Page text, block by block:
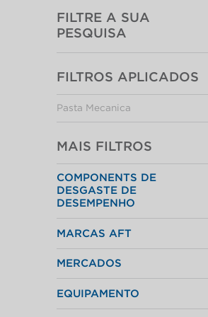
FILTRE A SUA
PESQUISA
FILTROS APLICADOS
Pasta Mecanica
MAIS FILTROS
COMPONENTS DE
DESGASTE DE
DESEMPENHO
Discos e insertos do refinador
Elementos do filtro
Placas depuradoras
Rotores de depurador
MARCAS AFT
Refinação Finebar
Sistemas de aproximação POM
Tecnologia Aikawa
MERCADOS
papel
Cilindros e placas industriais
EQUIPAMENTO